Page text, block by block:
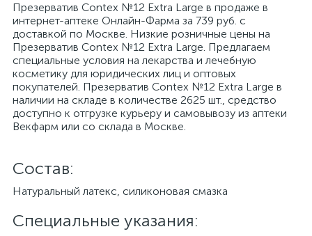
Презерватив Contex №12 Extra Large в продаже в
интернет-аптеке Онлайн-Фарма за 739 руб. с
доставкой по Москве. Низкие розничные цены на
Презерватив Contex №12 Extra Large. Предлагаем
специальные условия на лекарства и лечебную
косметику для юридических лиц и оптовых
покупателей. Презерватив Contex №12 Extra Large в
наличии на складе в количестве 2625 шт., средство
доступно к отгрузке курьеру и самовывозу из аптеки
Векфарм или со склада в Москве.
Cостав:
Натуральный латекс, силиконовая смазка
Специальные указания: